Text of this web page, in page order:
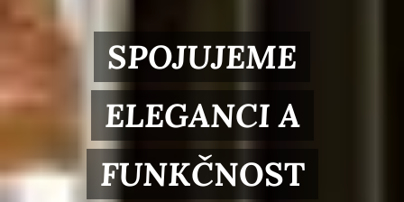
SPOJUJEME
ELEGANCI A
FUNKČNOST